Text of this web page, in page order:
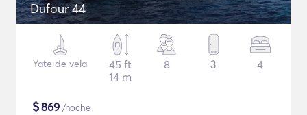
Dufour 44
Yate de vela
45 ft
14 m
8 3 4
$869 /noche